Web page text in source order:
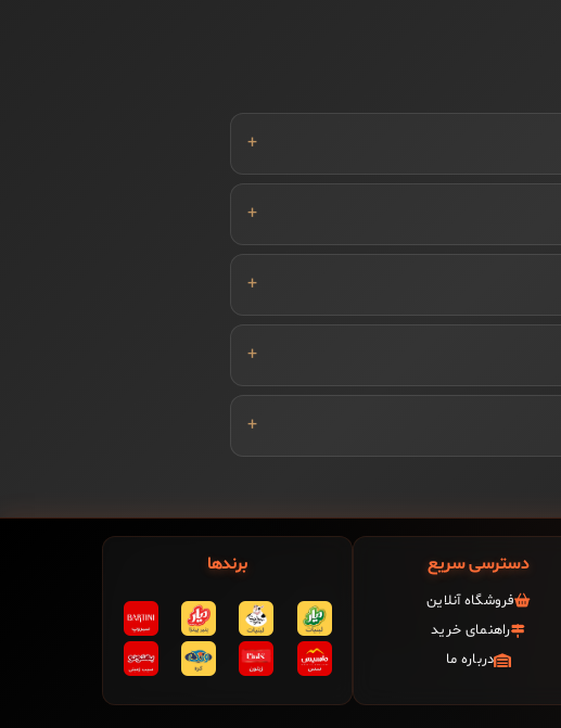
دسترسی سریع
فروشگاه آنلاین
راهنمای خرید
درباره ما
برندها